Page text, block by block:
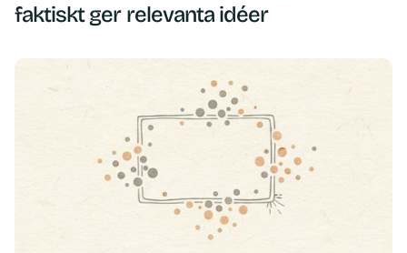
faktiskt ger relevanta idéer